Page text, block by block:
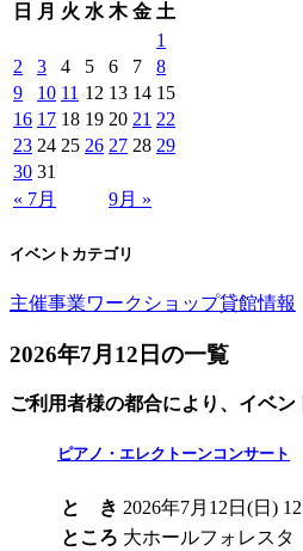
日 月 火 水 木 金 土
1
2
3 4 5 6 7
8
9
10 11 12 13 14 15
16 17 18 19 20 21 22
23 24 25 26 27 28 29
30 31
« 7月
9月 »
イベントカテゴリ
主催事業ワークショップ貸館情報
2026年7月12日の一覧
ご利用者様の都合により、イベ
ピアノ・エレクトーンコンサート
と き 2026年7月12日(日)
ところ 大ホールフォレスタ